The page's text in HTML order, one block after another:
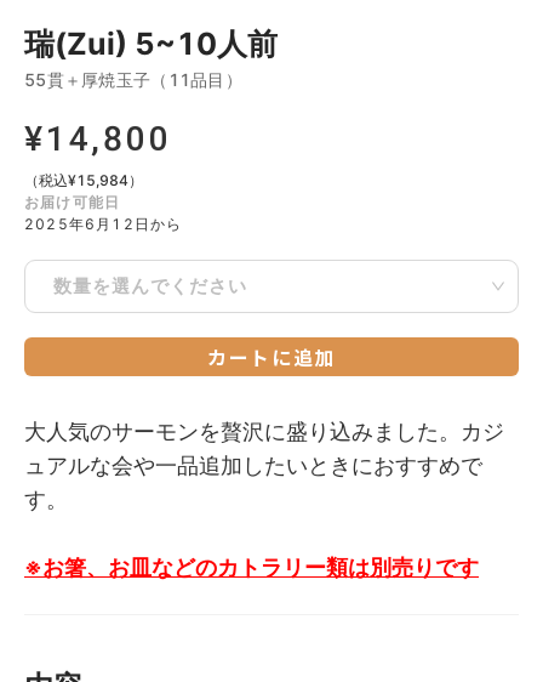
瑞(Zui) 5~10人前
55貫＋厚焼玉子（11品目）
¥14,800
（税込¥15,984）
お届け可能日
2025年6月12日から
数量を選んでください
カートに追加
大人気のサーモンを贅沢に盛り込みました。カジ
ュアルな会や一品追加したいときにおすすめで
す。
※お箸、お皿などのカトラリー類は別売りです